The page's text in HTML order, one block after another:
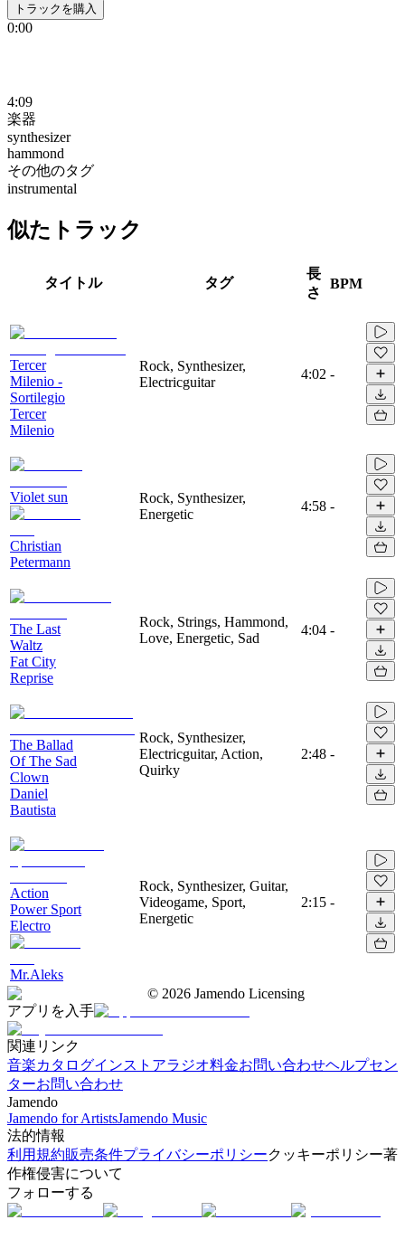
トラックを購入
0:00
4:09
楽器
synthesizer
hammond
その他のタグ
instrumental
似たトラック
タイトル タグ
長
さ
BPM
Tercer
Milenio -
Sortilegio
Tercer
Milenio
Rock, Synthesizer,
Electricguitar
4:02 -
Violet sun
Christian
Petermann
Rock, Synthesizer,
Energetic
4:58 -
The Last
Waltz
Fat City
Reprise
Rock, Strings, Hammond,
Love, Energetic, Sad
4:04 -
The Ballad
Of The Sad
Clown
Daniel
Bautista
Rock, Synthesizer,
Electricguitar, Action,
Quirky
2:48 -
Action
Power Sport
Electro
Mr.Aleks
Rock, Synthesizer, Guitar,
Videogame, Sport,
Energetic
2:15 -
© 2026 Jamendo Licensing
アプリを入手
関連リンク
音楽カタログインストアラジオ料金お問い合わせヘルプセン
ターお問い合わせ
Jamendo
Jamendo for ArtistsJamendo Music
法的情報
利用規約販売条件プライバシーポリシークッキーポリシー著
作権侵害について
フォローする